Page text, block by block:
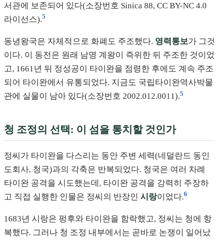
서관에 보존되어 있다(소장번호 Sinica 88, CC BY-NC 4.0
라이선스).5
동녕왕국은 자체적으로 화폐도 주조했다. 영력통보가 그것
이다. 이 동전은 원래 남명 계왕이 즉위한 뒤 주조한 것이었
고, 1661년 뒤 정성공이 타이완을 점령한 후에도 계속 주조
되어 타이완에서 유통되었다. 지금도 국립타이완역사박물
관에 실물이 남아 있다(소장번호 2002.012.0011).5
청 조정의 선택: 이 섬을 통치할 것인가
정씨가 타이완을 다스리는 동안 주변 세력(네덜란드 동인
도회사, 청국)과의 각축은 반복되었다. 청국은 여러 차례
타이완 공격을 시도했는데, 타이완 공격을 강력히 주장하
고 직접 실행한 인물은 정씨의 반장인 시랑이었다.6
1683년 시랑은 펑후와 타이완을 함락했고, 정씨는 청에 항
복했다. 그러나 청 조정 내부에서는 곧바로 논쟁이 일어났